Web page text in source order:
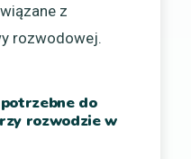
z
rozwodowej.
do
rozwodzie w